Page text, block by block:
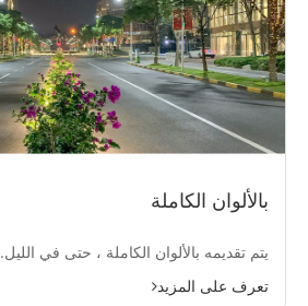
بالألوان الكاملة
يتم تقديمه بالألوان الكاملة ، حتى في الليل.
تعرف على المزيد